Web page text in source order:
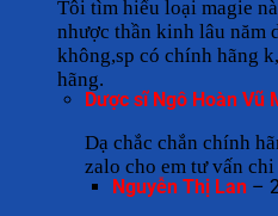
Tôi tìm hiểu loại magie
nhược thần kinh lâu năm
không,sp có chính hãng
hãng.
Dược sĩ Ngô Hoàn Vũ
Dạ chắc chắn chính
zalo cho em tư vấn
Nguyễn Thị Lan –